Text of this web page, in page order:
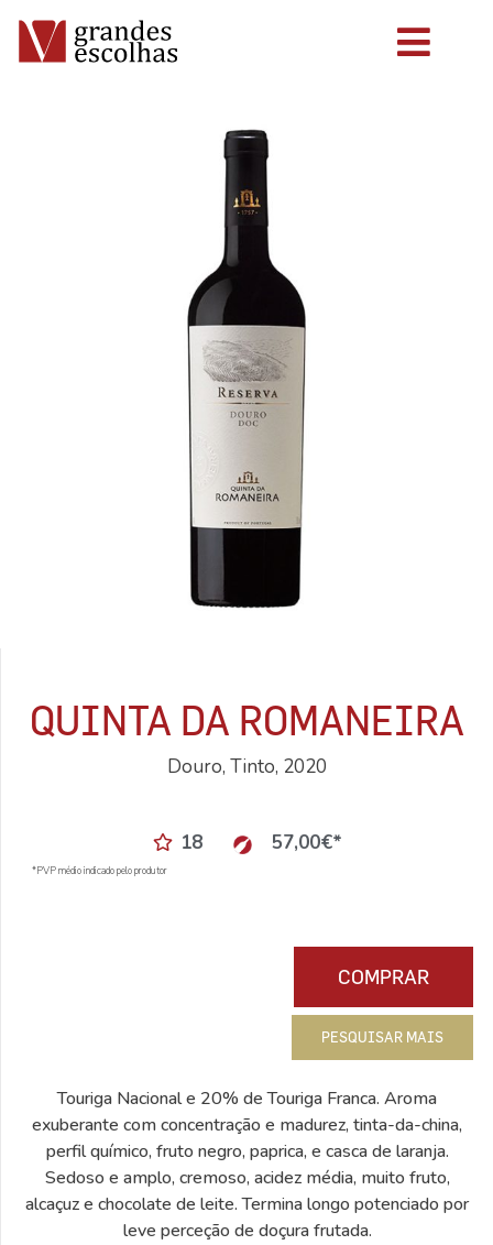
QUINTA DA ROMANEIRA
Douro, Tinto, 2020
18 57,00€*
*PVP médio indicado pelo produtor
COMPRAR
PESQUISAR MAIS
Touriga Nacional e 20% de Touriga Franca. Aroma
exuberante com concentração e madurez, tinta-da-china,
perfil químico, fruto negro, paprica, e casca de laranja.
Sedoso e amplo, cremoso, acidez média, muito fruto,
alcaçuz e chocolate de leite. Termina longo potenciado por
leve perceção de doçura frutada.